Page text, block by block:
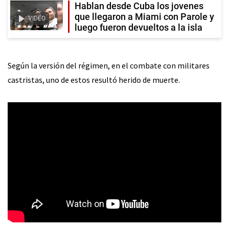
VIDEO
Hablan desde Cuba los jovenes
que llegaron a Miami con Parole y
luego fueron devueltos a la isla
Según la versión del régimen, en el combate con militares
castristas, uno de estos resultó herido de muerte.